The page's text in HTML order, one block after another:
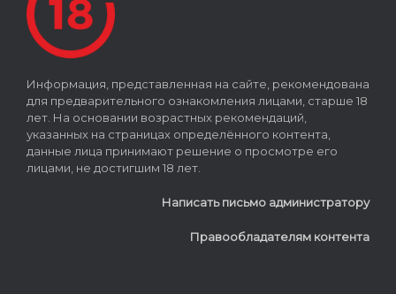
Информация, представленная на сайте, рекомендована
для предварительного ознакомления лицами, старше 18
лет. На основании возрастных рекомендаций,
указанных на страницах определённого контента,
данные лица принимают решение о просмотре его
лицами, не достигшим 18 лет.
Написать письмо администратору
Правообладателям контента